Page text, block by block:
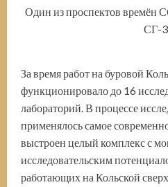
Один из проспектов времён
СГ-3
За время работ на буровой
функционировало до 16
лабораторий. В процессе
применялось самое
выстроен целый комплекс с
исследовательским
работающих на Кольской